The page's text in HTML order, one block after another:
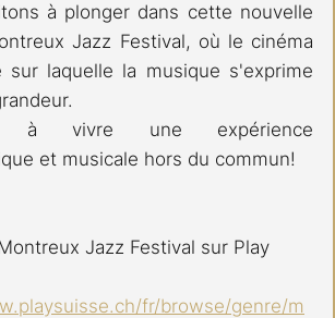
à plonger dans cette nouvelle
Jazz Festival, où le cinéma
sur laquelle la musique s'exprime
à vivre une expérience
et musicale hors du commun!
Jazz Festival sur Play
fr/browse/genre/m